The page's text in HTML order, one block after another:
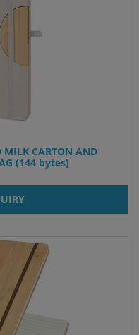
MILK CARTON AND
(144 bytes)